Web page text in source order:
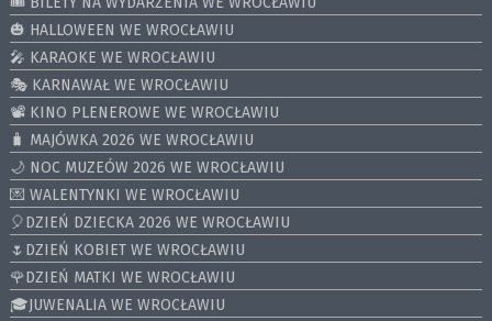
🎃 HALLOWEEN WE WROCŁAWIU
🎤 KARAOKE WE WROCŁAWIU
🎭 KARNAWAŁ WE WROCŁAWIU
📽️ KINO PLENEROWE WE WROCŁAWIU
🧳 MAJÓWKA 2026 WE WROCŁAWIU
🌙 NOC MUZEÓW 2026 WE WROCŁAWIU
💌 WALENTYNKI WE WROCŁAWIU
🎈DZIEŃ DZIECKA 2026 WE WROCŁAWIU
🌷DZIEŃ KOBIET WE WROCŁAWIU
🌹DZIEŃ MATKI WE WROCŁAWIU
🎓JUWENALIA WE WROCŁAWIU